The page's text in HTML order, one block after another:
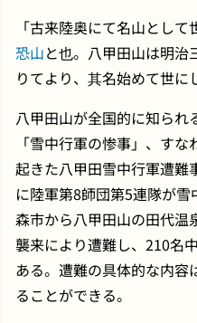
「古来陸奥にて名山として
恐山と也。八甲田山は明
りてより、其名始めて世に
八甲田山が全国的に知られ
「雪中行軍の惨事」、す
起きた八甲田雪中行軍遭難
に陸軍第8師団第5連隊が
森市から八甲田山の田代温
襲来により遭難し、210名
ある。遭難の具体的な内容
ることができる。